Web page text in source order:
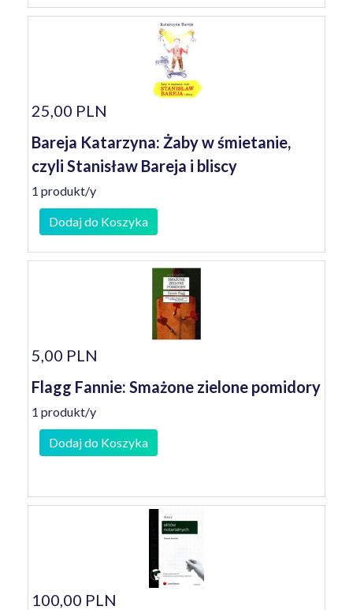
25,00 PLN
Bareja Katarzyna: Żaby w śmietanie,
czyli Stanisław Bareja i bliscy
1 produkt/y
Dodaj do Koszyka
5,00 PLN
Flagg Fannie: Smażone zielone pomidory
1 produkt/y
Dodaj do Koszyka
100,00 PLN